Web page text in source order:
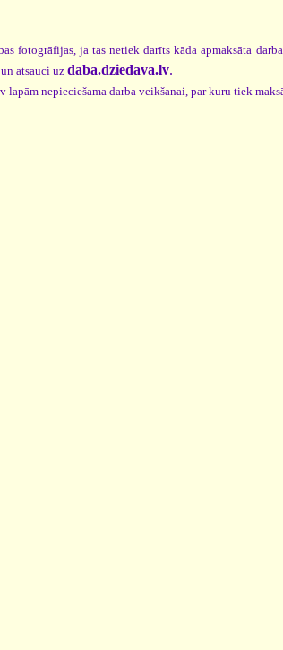
fotogrāfijas, ja tas netiek darīts kāda apmaksāta
un atsauci uz daba.dziedava.lv.
nepieciešama darba veikšanai, par kuru tiek